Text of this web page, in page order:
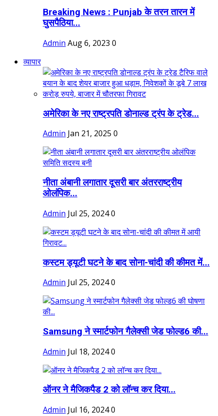
Breaking News : Punjab के तरन तारन में
घुसपैठिया...
Admin Aug 6, 2023 0
व्यापार
अमेरिका के नए राष्ट्रपति डोनाल्ड ट्रंप के ट्रेड...
Admin Jan 21, 2025 0
नीता अंबानी लगातार दूसरी बार अंतरराष्ट्रीय
ओलंपिक...
Admin Jul 25, 20240
कस्टम ड्यूटी घटने के बाद सोना-चांदी की कीमत में...
Admin Jul 25, 20240
Samsung ने स्मार्टफोन गैलेक्सी जेड फोल्ड6 की...
Admin Jul 18, 20240
ऑनर ने मैजिकपैड 2 को लॉन्च कर दिया...
Admin Jul 16, 20240